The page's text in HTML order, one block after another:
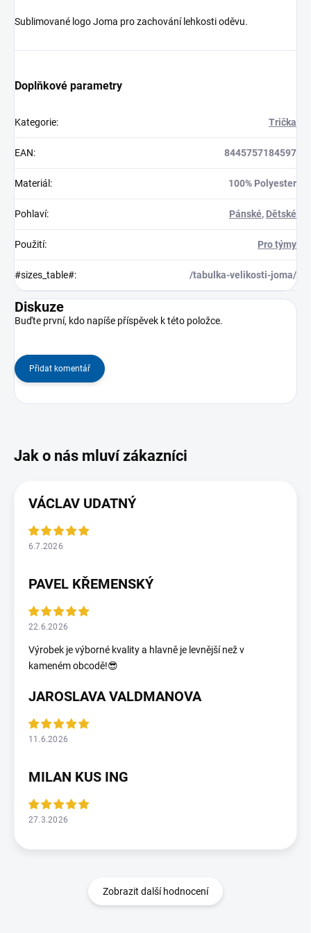
Sublimované logo Joma pro zachování lehkosti oděvu.
Doplňkové parametry
Kategorie: Trička
EAN: 8445757184597
Materiál : 100% Polyester
Pohlaví: Pánské, Dětské
Použití: Pro týmy
#sizes_table#: /tabulka-velikosti-joma/
Diskuze
Buďte první, kdo napíše příspěvek k této položce.
Přidat komentář
VÁCLAV UDATNÝ
6.7.2026
PAVEL KŘEMENSKÝ
22.6.2026
Výrobek je výborné kvality a hlavně je levnější než v
kameném obcodě!😎
JAROSLAVA VALDMANOVA
11.6.2026
MILAN KUS ING
27.3.2026
Zobrazit další hodnocení